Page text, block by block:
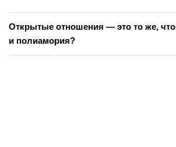
Открытые отношения — это то же, что
и полиамория?